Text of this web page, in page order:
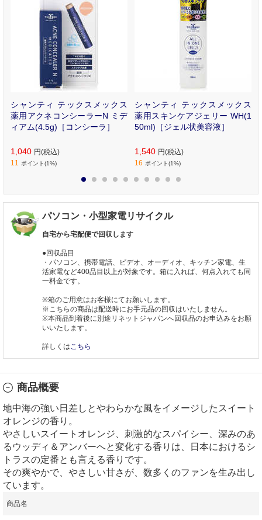
シャンティ テックスメックス
薬用アクネコンシーラーN ミデ
ィアム(4.5g)［コンシーラ］
1,040 円(税込)
11 ポイント(1%)
シャンティ テックスメックス
薬用スキンケアジェリー WH(1
50ml)［ジェル状美容液］
1,540 円(税込)
16 ポイント(1%)
パソコン・小型家電リサイクル
自宅から宅配便で回収します
●回収品目
・パソコン、携帯電話、ビデオ、オーディオ、キッチン家電、生
活家電など400品目以上が対象です。箱に入れば、何点入れても同
一料金です。
※箱のご用意はお客様にてお願いします。
※こちらの商品は配送時にお手元品の回収はいたしません。
※本商品到着後に別途リネットジャパンへ回収品のお申込みをお願
いいたします。
詳しくはこちら
商品概要
地中海の強い日差しとやわらかな風をイメージしたスイート
オレンジの香り。
やさしいスイートオレンジ、刺激的なスパイシー、深みのあ
るウッディ＆アンバーへと変化する香りは、日本におけるシ
トラスの定番とも言える香りです。
その爽やかで、やさしい甘さが、数多くのファンを生み出し
ています。
商品名